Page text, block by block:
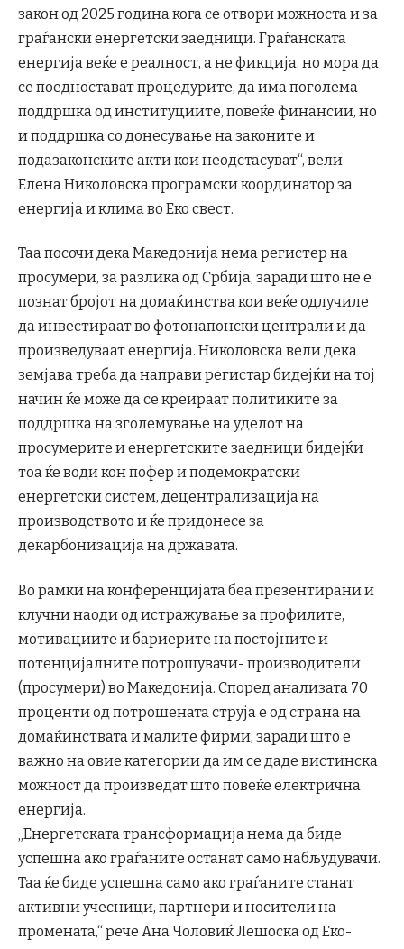
закон од 2025 година кога се отвори можноста и за
граѓански енергетски заедници. Граѓанската
енергија веќе е реалност, а не фикција, но мора да
се поедностават процедурите, да има поголема
поддршка од институциите, повеќе финансии, но
и поддршка со донесување на законите и
подазаконските акти кои неодстасуват“, вели
Елена Николовска програмски координатор за
енергија и клима во Еко свест.
Таа посочи дека Македонија нема регистер на
просумери, за разлика од Србија, заради што не е
познат бројот на домаќинства кои веќе одлучиле
да инвестираат во фотонапонски централи и да
произведуваат енергија. Николовска вели дека
земјава треба да направи регистар бидејќи на тој
начин ќе може да се креираат политиките за
поддршка на зголемување на уделот на
просумерите и енергетските заедници бидејќи
тоа ќе води кон пофер и подемократски
енергетски систем, децентрализација на
производството и ќе придонесе за
декарбонизација на државата.
Во рамки на конференцијата беа презентирани и
клучни наоди од истражување за профилите,
мотивациите и бариерите на постојните и
потенцијалните потрошувачи- производители
(просумери) во Македонија. Според анализата 70
проценти од потрошената струја е од страна на
домаќинствата и малите фирми, заради што е
важно на овие категории да им се даде вистинска
можност да произведат што повеќе електрична
енергија.
„Енергетската трансформација нема да биде
успешна ако граѓаните останат само набљудувачи.
Таа ќе биде успешна само ако граѓаните станат
активни учесници, партнери и носители на
промената,“ рече Ана Чоловиќ Лешоска од Еко-